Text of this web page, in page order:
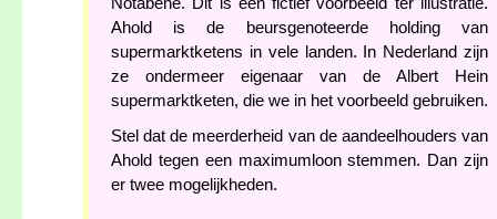
Notabene. Dit is een fictief voorbeeld ter illustratie.
Ahold is de beursgenoteerde holding van
supermarktketens in vele landen. In Nederland zijn
ze ondermeer eigenaar van de Albert Hein
supermarktketen, die we in het voorbeeld gebruiken.
Stel dat de meerderheid van de aandeelhouders van
Ahold tegen een maximumloon stemmen. Dan zijn
er twee mogelijkheden.